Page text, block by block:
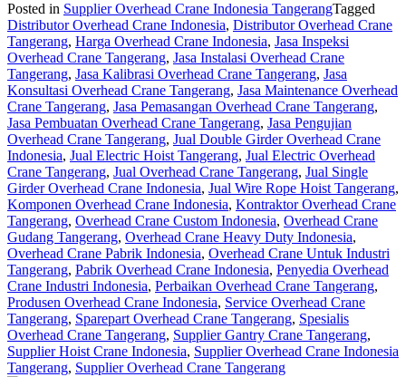
Posted in Supplier Overhead Crane Indonesia TangerangTagged
Distributor Overhead Crane Indonesia, Distributor Overhead Crane
Tangerang, Harga Overhead Crane Indonesia, Jasa Inspeksi
Overhead Crane Tangerang, Jasa Instalasi Overhead Crane
Tangerang, Jasa Kalibrasi Overhead Crane Tangerang, Jasa
Konsultasi Overhead Crane Tangerang, Jasa Maintenance Overhead
Crane Tangerang, Jasa Pemasangan Overhead Crane Tangerang,
Jasa Pembuatan Overhead Crane Tangerang, Jasa Pengujian
Overhead Crane Tangerang, Jual Double Girder Overhead Crane
Indonesia, Jual Electric Hoist Tangerang, Jual Electric Overhead
Crane Tangerang, Jual Overhead Crane Tangerang, Jual Single
Girder Overhead Crane Indonesia, Jual Wire Rope Hoist Tangerang,
Komponen Overhead Crane Indonesia, Kontraktor Overhead Crane
Tangerang, Overhead Crane Custom Indonesia, Overhead Crane
Gudang Tangerang, Overhead Crane Heavy Duty Indonesia,
Overhead Crane Pabrik Indonesia, Overhead Crane Untuk Industri
Tangerang, Pabrik Overhead Crane Indonesia, Penyedia Overhead
Crane Industri Indonesia, Perbaikan Overhead Crane Tangerang,
Produsen Overhead Crane Indonesia, Service Overhead Crane
Tangerang, Sparepart Overhead Crane Tangerang, Spesialis
Overhead Crane Tangerang, Supplier Gantry Crane Tangerang,
Supplier Hoist Crane Indonesia, Supplier Overhead Crane Indonesia
Tangerang, Supplier Overhead Crane Tangerang